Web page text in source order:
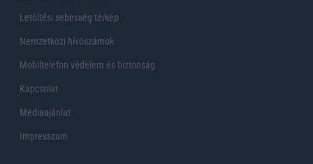
Letöltési sebesség térkép
Nemzetközi hívószámok
Mobiltelefon védelem és biztonság
Kapcsolat
Médiaajánlat
Impresszum